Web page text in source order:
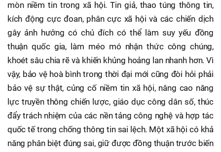
mòn niềm tin trong xã hội. Tin giả, thao túng thông tin,
kích động cực đoan, phân cực xã hội và các chiến dịch
gây ảnh hưởng có chủ đích có thể làm suy yếu đồng
thuận quốc gia, làm méo mó nhận thức công chúng,
khoét sâu chia rẽ và khiến khủng hoảng lan nhanh hơn. Vì
vậy, bảo vệ hoà bình trong thời đại mới cũng đòi hỏi phải
bảo vệ sự thật, củng cố niềm tin xã hội, nâng cao năng
lực truyền thông chiến lược, giáo dục công dân số, thúc
đẩy trách nhiệm của các nền tảng công nghệ và hợp tác
quốc tế trong chống thông tin sai lệch. Một xã hội có khả
năng phân biệt đúng sai, giữ được đồng thuận trước biến